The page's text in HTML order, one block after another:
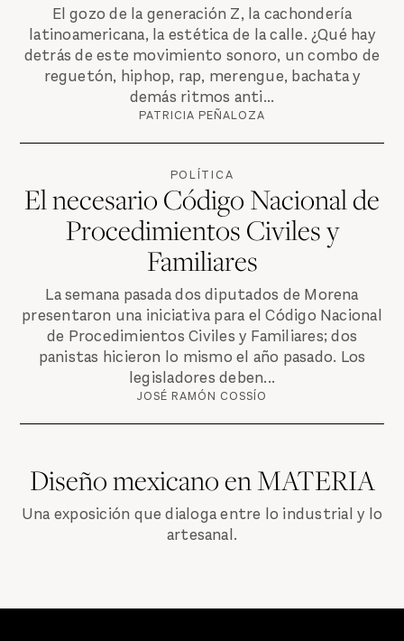
El gozo de la generación Z, la cachondería
latinoamericana, la estética de la calle. ¿Qué hay
detrás de este movimiento sonoro, un combo de
reguetón, hiphop, rap, merengue, bachata y
demás ritmos anti...
PATRICIA PEÑALOZA
POLÍTICA
El necesario Código Nacional de
Procedimientos Civiles y
Familiares
La semana pasada dos diputados de Morena
presentaron una iniciativa para el Código Nacional
de Procedimientos Civiles y Familiares; dos
panistas hicieron lo mismo el año pasado. Los
legisladores deben...
JOSÉ RAMÓN COSSÍO
Diseño mexicano en MATERIA
Una exposición que dialoga entre lo industrial y lo
artesanal.